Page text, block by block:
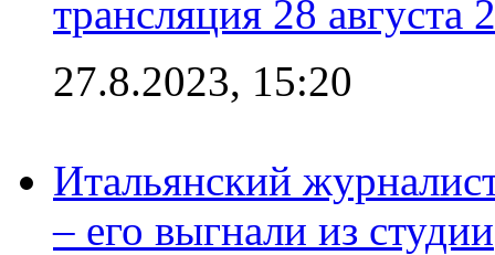
трансляция 28 августа
27.8.2023, 15:20
Итальянский
– его выгнали из студии